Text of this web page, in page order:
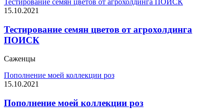
Тестирование семян цветов от агрохолдинга ПОИСК
15.10.2021
Тестирование семян цветов от агрохолдинга
ПОИСК
Саженцы
Пополнение моей коллекции роз
15.10.2021
Пополнение моей коллекции роз